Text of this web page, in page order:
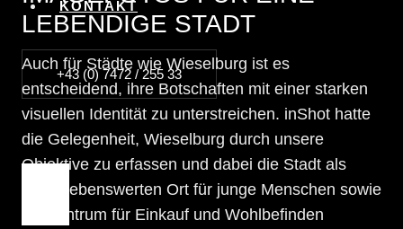
KONTAKT
+43 (0) 7472 / 255 33
LEBENDIGE STADT
Auch für Städte wie Wieselburg ist es
entscheidend, ihre Botschaften mit einer starken
visuellen Identität zu unterstreichen. inShot hatte
die Gelegenheit, Wieselburg durch unsere
Objektive zu erfassen und dabei die Stadt als
einen lebenswerten Ort für junge Menschen sowie
als Zentrum für Einkauf und Wohlbefinden